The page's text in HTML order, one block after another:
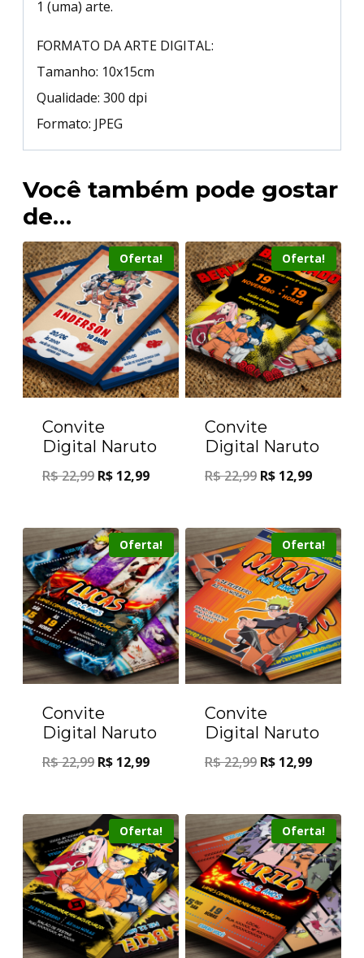
1 (uma) arte.
FORMATO DA ARTE DIGITAL:
Tamanho: 10x15cm
Qualidade: 300 dpi
Formato: JPEG
Você também pode gostar
de…
Oferta!
Convite
Digital Naruto
R$22,99 R$ 12,99
Oferta!
Convite
Digital Naruto
R$22,99 R$ 12,99
Oferta!
Convite
Digital Naruto
R$22,99 R$ 12,99
Oferta!
Convite
Digital Naruto
R$22,99 R$ 12,99
Oferta! Oferta!